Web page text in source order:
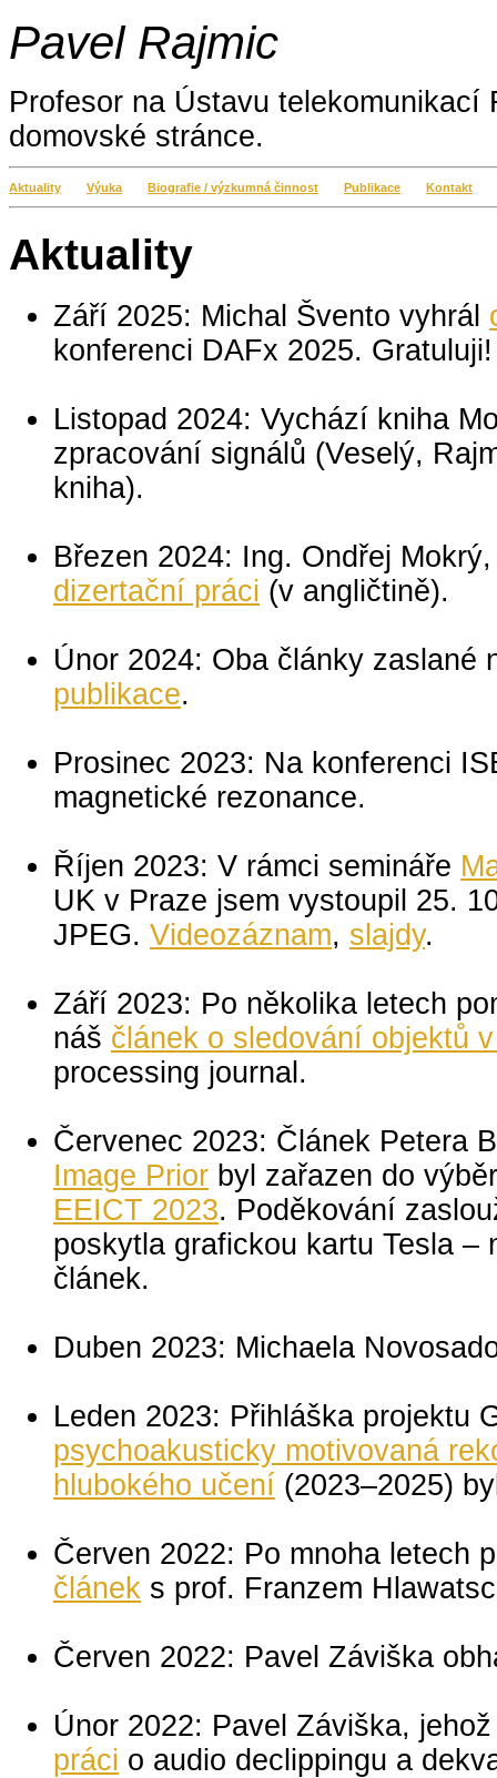
Pavel Rajmic
Profesor na Ústavu
domovské stránce.
Aktuality Výuka Biografie / výzkumná činnost Publikace Kontakt
Aktuality
Září 2025: Michal Švento vyhrál
konferenci DAFx 2025. Gratuluji!
Listopad 2024: Vychází kniha
zpracování signálů (Veselý,
kniha).
Březen 2024: Ing. Ondřej
dizertační práci (v angličtině).
Únor 2024: Oba články zaslané
publikace.
Prosinec 2023: Na konferenci
magnetické rezonance.
Říjen 2023: V rámci semináře
UK v Praze jsem vystoupil 25.
JPEG. Videozáznam, slajdy.
Září 2023: Po několika letech
náš článek o sledování objektů
processing journal.
Červenec 2023: Článek Petera
Image Prior byl zařazen do
EEICT 2023. Poděkování
poskytla grafickou kartu Tesla
článek.
Duben 2023: Michaela
Leden 2023: Přihláška projektu
psychoakusticky motivovaná
hlubokého učení (2023–2025)
Červen 2022: Po mnoha letech
článek s prof. Franzem
Červen 2022: Pavel Záviška
Únor 2022: Pavel Záviška,
práci o audio declippingu a